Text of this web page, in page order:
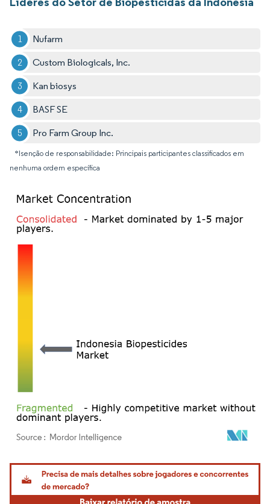
Nufarm
Custom Biologicals, Inc.
Kan biosys
BASF SE
Pro Farm Group Inc.
*Isenção de responsabilidade: Principais participantes classificados em
nenhuma ordem específica
Imagem © Mordor Intelligence. O reuso requer atribuição conforme CC BY 4.0.